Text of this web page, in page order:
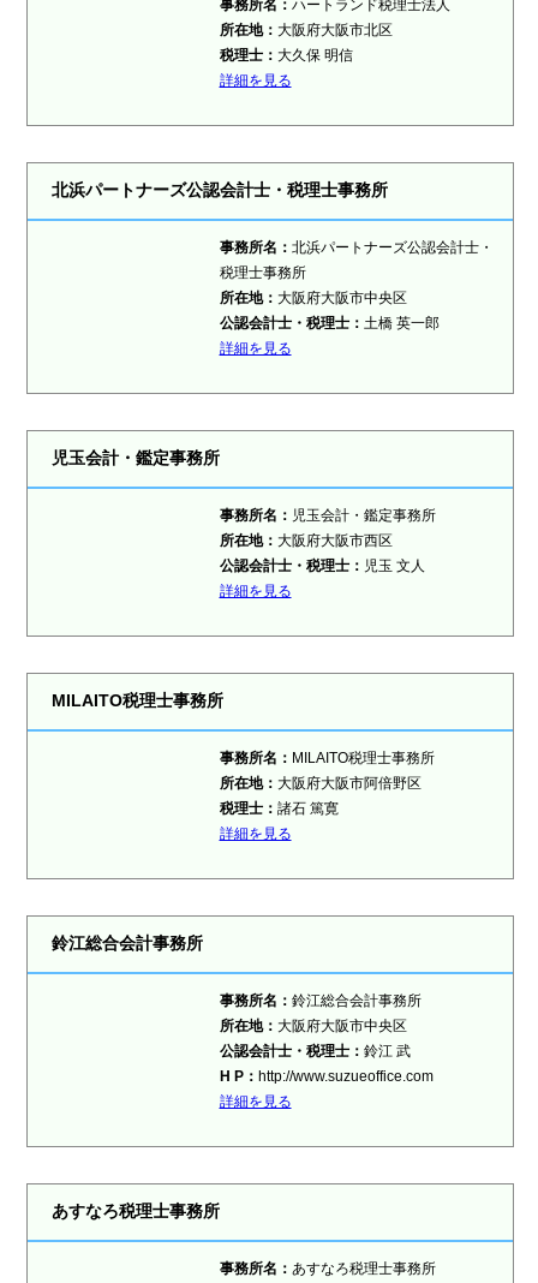
事務所名： ハートランド税理士法人
所在地： 大阪府大阪市北区
税理士： 大久保 明信
詳細を見る
北浜パートナーズ公認会計士・税理士事務所
事務所名： 北浜パートナーズ公認会計士・
税理士事務所
所在地： 大阪府大阪市中央区
公認会計士・税理士： 土橋 英一郎
詳細を見る
児玉会計・鑑定事務所
事務所名： 児玉会計・鑑定事務所
所在地： 大阪府大阪市西区
公認会計士・税理士： 児玉 文人
詳細を見る
MILAITO税理士事務所
事務所名： MILAITO税理士事務所
所在地： 大阪府大阪市阿倍野区
税理士： 諸石 篤寛
詳細を見る
鈴江総合会計事務所
事務所名： 鈴江総合会計事務所
所在地： 大阪府大阪市中央区
公認会計士・税理士： 鈴江 武
H P： http://www.suzueoffice.com
詳細を見る
あすなろ税理士事務所
事務所名： あすなろ税理士事務所